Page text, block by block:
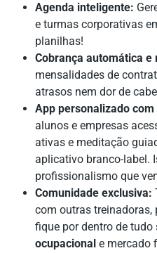
Agenda inteligente:
e turmas corporativas
planilhas!
Cobrança automática e
mensalidades de
atrasos nem dor de
App personalizado com
alunos e empresas
ativas e meditação
aplicativo branco-label.
profissionalismo que
Comunidade exclusiva:
com outras treinadoras,
fique por dentro de tudo
ocupacional e mercado